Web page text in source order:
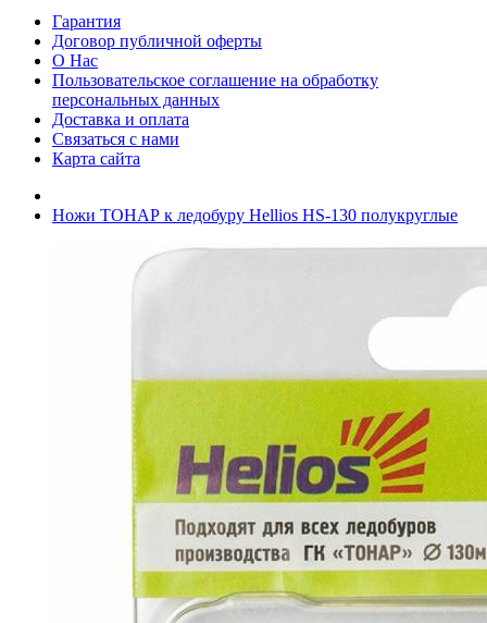
Гарантия
Договор публичной оферты
О Нас
Пользовательское соглашение на обработку
персональных данных
Доставка и оплата
Связаться с нами
Карта сайта
Ножи ТОНАР к ледобуру Hellios HS-130 полукруглые